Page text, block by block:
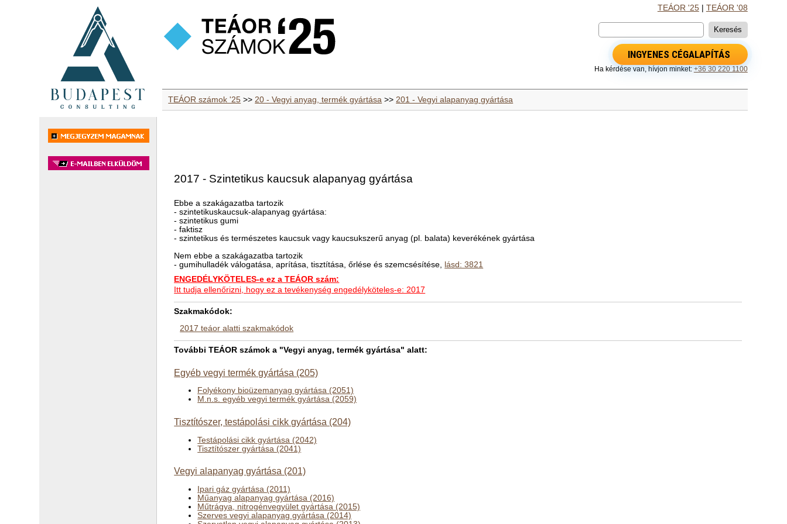
TEÁOR '25| TEÁOR '08
INGYENES CÉGALAPÍTÁS
Ha kérdése van, hívjon minket: +36 30 220 1100
TEÁOR számok '25 >>20 - Vegyi anyag, termék gyártása >>201 - Vegyi alapanyag gyártása
2017 - Szintetikus kaucsuk alapanyag gyártása
Ebbe a szakágazatba tartozik
- szintetikuskaucsuk-alapanyag gyártása:
- szintetikus gumi
- faktisz
- szintetikus és természetes kaucsuk vagy kaucsukszerű anyag (pl. balata) keverékének gyártása
Nem ebbe a szakágazatba tartozik
- gumihulladék válogatása, aprítása, tisztítása, őrlése és szemcsésítése, lásd: 3821
ENGEDÉLYKÖTELES-e ez a TEÁOR szám:
Itt tudja ellenőrizni, hogy ez a tevékenység engedélyköteles-e: 2017
Szakmakódok:
2017 teáor alatti szakmakódok
További TEÁOR számok a "Vegyi anyag, termék gyártása" alatt:
Egyéb vegyi termék gyártása (205)
Folyékony bioüzemanyag gyártása (2051)
M.n.s. egyéb vegyi termék gyártása (2059)
Tisztítószer, testápolási cikk gyártása (204)
Testápolási cikk gyártása (2042)
Tisztítószer gyártása (2041)
Vegyi alapanyag gyártása (201)
Ipari gáz gyártása (2011)
Műanyag alapanyag gyártása (2016)
Műtrágya, nitrogénvegyület gyártása (2015)
Szerves vegyi alapanyag gyártása (2014)